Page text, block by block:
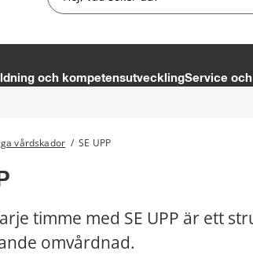
och kompetensutvecklingService och
vårdskador / SE UPP
timme med SE UPP är ett
omvårdnad.